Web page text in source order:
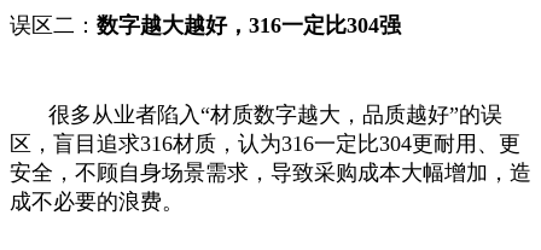
误区二： 数字越大越好，316一定比304强
很多从业者陷入“材质数字越大，品质越好”的误
区，盲目追求316材质，认为316一定比304更耐用、更
安全，不顾自身场景需求，导致采购成本大幅增加，造
成不必要的浪费。